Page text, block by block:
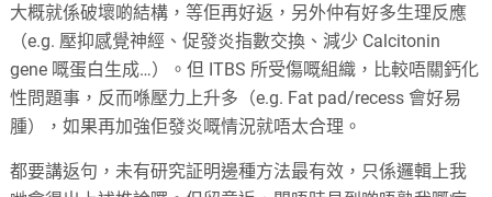
大概就係破壞啲結構，等佢再好返，另外仲有好多生理反應
（e.g. 壓抑感覺神經、促發炎指數交換、減少 Calcitonin
gene 嘅蛋白生成…）。但 ITBS 所受傷嘅組織，比較唔關鈣化
性問題事，反而喺壓力上升多（e.g. Fat pad/recess 會好易
腫），如果再加強佢發炎嘅情況就唔太合理。
都要講返句，未有研究証明邊種方法最有效，只係邏輯上我